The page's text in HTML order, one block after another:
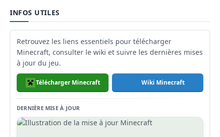
INFOS UTILES
Retrouvez les liens essentiels pour télécharger
Minecraft, consulter le wiki et suivre les dernières mises
à jour du jeu.
Télécharger Minecraft Wiki Minecraft
DERNIÈRE MISE À JOUR